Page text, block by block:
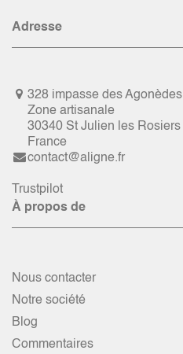
Adresse
328 impasse des Agonèdes
Zone artisanale
30340 St Julien les Rosiers
France
contact@aligne.fr
Trustpilot
À propos de
Nous contacter
Notre société
Blog
Commentaires